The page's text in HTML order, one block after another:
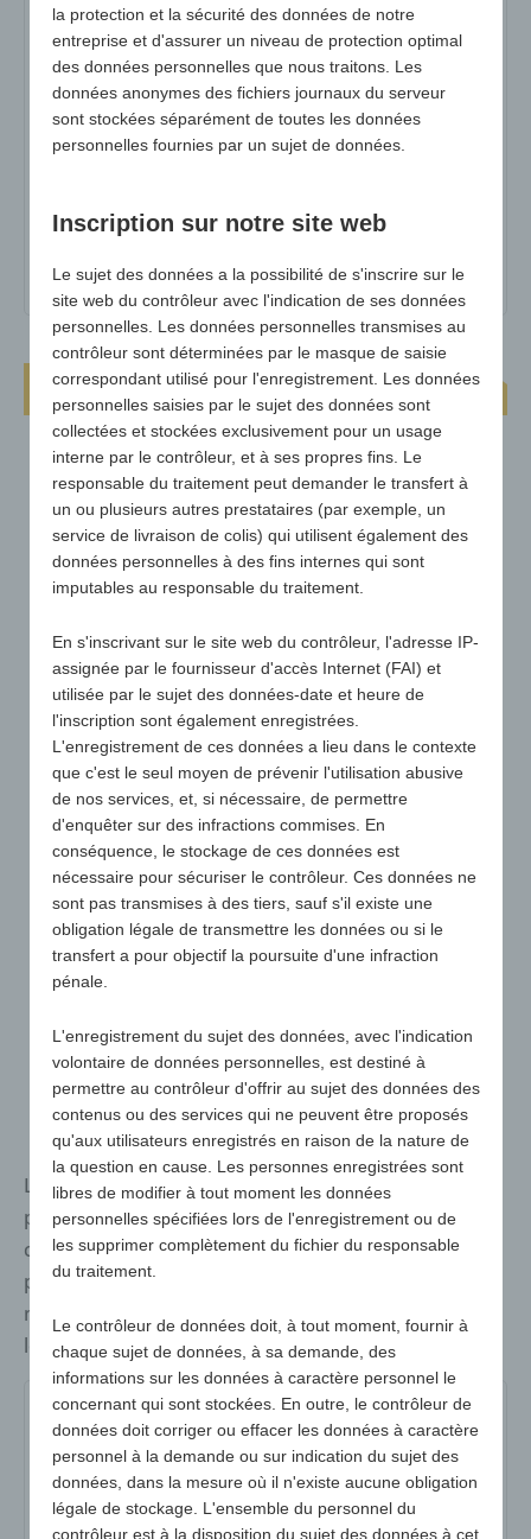
N° d'art :1197
variante :Arc-en-ciel
Dimensions :env. 350 x 300 x 30 mm
surface publicitaire max :+/- 20 x 30 cm
Quantité minimale :100
matériel :
Mousse de polyéthylène (PE)
Coussin d'assise Business-Seat Plus
Les coussins de sièges sont des supports
publicitaires utiles pour les événements sportifs, les
concerts en plein air, le théâtre en plein air et bien
plus encore. Probablement le plus grand choix du
marché pour toutes les exigences de qualité et tous
les budgets !
1196-02 1196-06 1196-10 1196-15
1196-21 1196-30 1196-35 1196-38
1196-40 1196-45 1196-70 1196-80
la protection et la sécurité des données de notre
entreprise et d'assurer un niveau de protection optimal
des données personnelles que nous traitons. Les
données anonymes des fichiers journaux du serveur
sont stockées séparément de toutes les données
personnelles fournies par un sujet de données.
Inscription sur notre site web
Le sujet des données a la possibilité de s'inscrire sur le
site web du contrôleur avec l'indication de ses données
personnelles. Les données personnelles transmises au
contrôleur sont déterminées par le masque de saisie
correspondant utilisé pour l'enregistrement. Les données
personnelles saisies par le sujet des données sont
collectées et stockées exclusivement pour un usage
interne par le contrôleur, et à ses propres fins. Le
responsable du traitement peut demander le transfert à
un ou plusieurs autres prestataires (par exemple, un
service de livraison de colis) qui utilisent également des
données personnelles à des fins internes qui sont
imputables au responsable du traitement.
En s'inscrivant sur le site web du contrôleur, l'adresse IP-
assignée par le fournisseur d'accès Internet (FAI) et
utilisée par le sujet des données-date et heure de
l'inscription sont également enregistrées.
L'enregistrement de ces données a lieu dans le contexte
que c'est le seul moyen de prévenir l'utilisation abusive
de nos services, et, si nécessaire, de permettre
d'enquêter sur des infractions commises. En
conséquence, le stockage de ces données est
nécessaire pour sécuriser le contrôleur. Ces données ne
sont pas transmises à des tiers, sauf s'il existe une
obligation légale de transmettre les données ou si le
transfert a pour objectif la poursuite d'une infraction
pénale.
L'enregistrement du sujet des données, avec l'indication
volontaire de données personnelles, est destiné à
permettre au contrôleur d'offrir au sujet des données des
contenus ou des services qui ne peuvent être proposés
qu'aux utilisateurs enregistrés en raison de la nature de
la question en cause. Les personnes enregistrées sont
libres de modifier à tout moment les données
personnelles spécifiées lors de l'enregistrement ou de
les supprimer complètement du fichier du responsable
du traitement.
Le contrôleur de données doit, à tout moment, fournir à
chaque sujet de données, à sa demande, des
informations sur les données à caractère personnel le
concernant qui sont stockées. En outre, le contrôleur de
données doit corriger ou effacer les données à caractère
personnel à la demande ou sur indication du sujet des
données, dans la mesure où il n'existe aucune obligation
légale de stockage. L'ensemble du personnel du
contrôleur est à la disposition du sujet des données à cet